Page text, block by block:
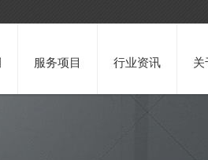
服务项目 行业资讯 关